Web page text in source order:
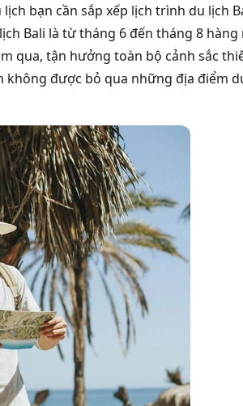
bạn cần sắp xếp lịch trình du lịch
Bali là từ tháng 6 đến tháng 8
qua, tận hưởng toàn bộ cảnh sắc
được bỏ qua những địa điểm